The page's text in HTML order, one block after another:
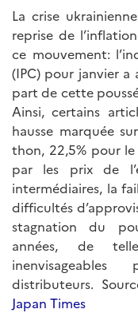
La crise
reprise de
ce mouvement:
(IPC) pour janvier a
part de cette
Ainsi, certains
hausse marquée
thon, 22,5% pour
par les prix de
intermédiaires, la
difficultés
stagnation du
années, de
distributeurs.
Japan Times